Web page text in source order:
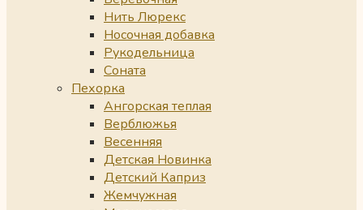
Нить Люрекс
Носочная добавка
Рукодельница
Соната
Пехорка
Ангорская теплая
Верблюжья
Весенняя
Детская Новинка
Детский Каприз
Жемчужная